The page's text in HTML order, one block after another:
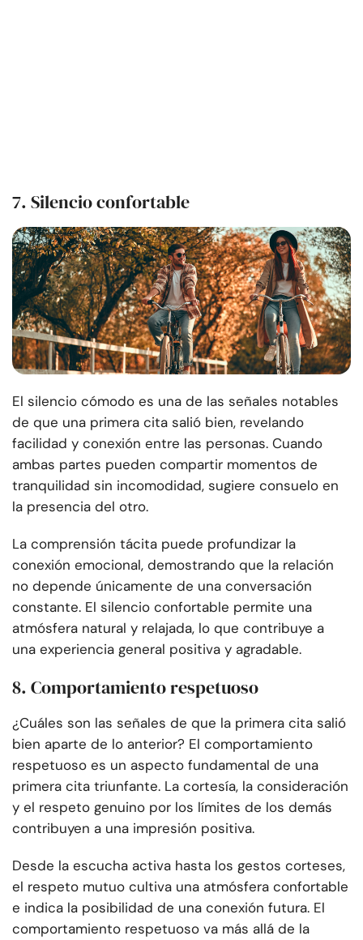
7. Silencio confortable
El silencio cómodo es una de las señales notables
de que una primera cita salió bien, revelando
facilidad y conexión entre las personas. Cuando
ambas partes pueden compartir momentos de
tranquilidad sin incomodidad, sugiere consuelo en
la presencia del otro.
La comprensión tácita puede profundizar la
conexión emocional, demostrando que la relación
no depende únicamente de una conversación
constante. El silencio confortable permite una
atmósfera natural y relajada, lo que contribuye a
una experiencia general positiva y agradable.
8. Comportamiento respetuoso
¿Cuáles son las señales de que la primera cita salió
bien aparte de lo anterior? El comportamiento
respetuoso es un aspecto fundamental de una
primera cita triunfante. La cortesía, la consideración
y el respeto genuino por los límites de los demás
contribuyen a una impresión positiva.
Desde la escucha activa hasta los gestos corteses,
el respeto mutuo cultiva una atmósfera confortable
e indica la posibilidad de una conexión futura. El
comportamiento respetuoso va más allá de la